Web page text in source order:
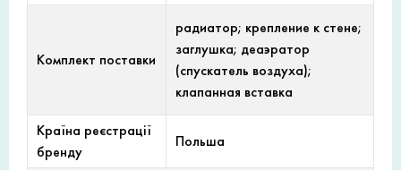
Комплект поставки
радиатор; крепление к стене;
заглушка; деаэратор
(спускатель воздуха);
клапанная вставка
Країна реєстрації
бренду
Польша